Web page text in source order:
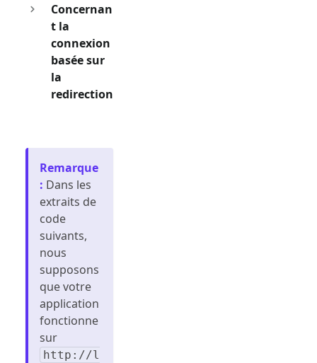
Concernan
t la
connexion
basée sur
la
redirection
Remarque
: Dans les
extraits de
code
suivants,
nous
supposons
que votre
application
fonctionne
sur
http://l